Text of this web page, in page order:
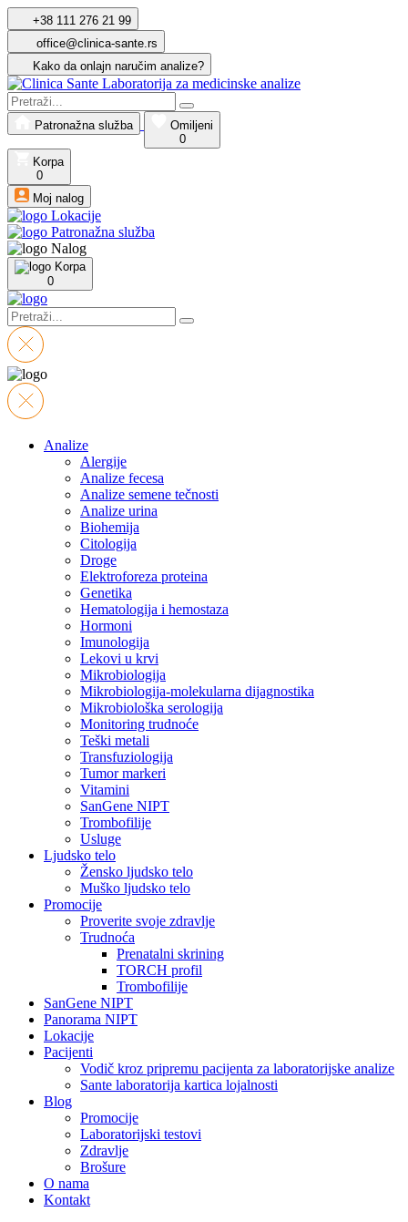
+38 111 276 21 99
office@clinica-sante.rs
Kako da onlajn naručim analize?
Patronažna služba
Omiljeni
0
Korpa
0
Moj nalog
Lokacije
Patronažna služba
Nalog
Korpa
0
Analize
Alergije
Analize fecesa
Analize semene tečnosti
Analize urina
Biohemija
Citologija
Droge
Elektroforeza proteina
Genetika
Hematologija i hemostaza
Hormoni
Imunologija
Lekovi u krvi
Mikrobiologija
Mikrobiologija-molekularna dijagnostika
Mikrobiološka serologija
Monitoring trudnoće
Teški metali
Transfuziologija
Tumor markeri
Vitamini
SanGene NIPT
Trombofilije
Usluge
Ljudsko telo
Žensko ljudsko telo
Muško ljudsko telo
Promocije
Proverite svoje zdravlje
Trudnoća
Prenatalni skrining
TORCH profil
Trombofilije
SanGene NIPT
Panorama NIPT
Lokacije
Pacijenti
Vodič kroz pripremu pacijenta za laboratorijske analize
Sante laboratorija kartica lojalnosti
Blog
Promocije
Laboratorijski testovi
Zdravlje
Brošure
O nama
Kontakt